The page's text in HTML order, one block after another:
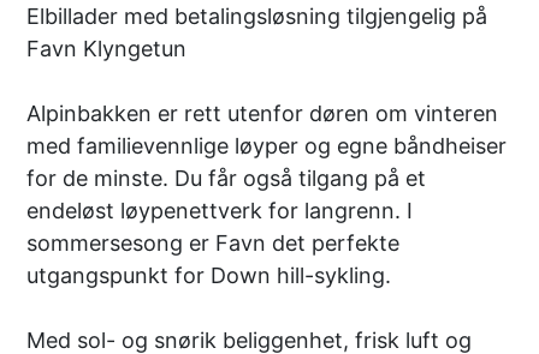
Elbillader med betalingsløsning tilgjengelig på
Favn Klyngetun
Alpinbakken er rett utenfor døren om vinteren
med familievennlige løyper og egne båndheiser
for de minste. Du får også tilgang på et
endeløst løypenettverk for langrenn. I
sommersesong er Favn det perfekte
utgangspunkt for Down hill-sykling.
Med sol- og snørik beliggenhet, frisk luft og